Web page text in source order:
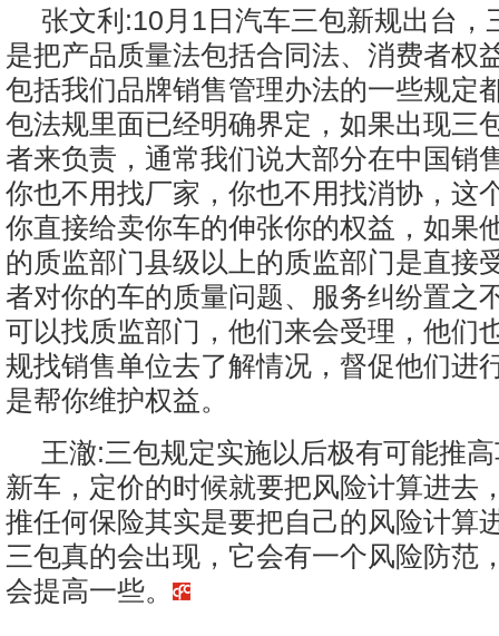
张文利:10月1日汽车三包新规出台，
是把产品质量法包括合同法、消费者权
包括我们品牌销售管理办法的一些规定
包法规里面已经明确界定，如果出现三
者来负责，通常我们说大部分在中国销
你也不用找厂家，你也不用找消协，这
你直接给卖你车的伸张你的权益，如果
的质监部门县级以上的质监部门是直接
者对你的车的质量问题、服务纠纷置之
可以找质监部门，他们来会受理，他们
规找销售单位去了解情况，督促他们进
是帮你维护权益。
王澈:三包规定实施以后极有可能推
新车，定价的时候就要把风险计算进去
推任何保险其实是要把自己的风险计算
三包真的会出现，它会有一个风险防范
会提高一些。